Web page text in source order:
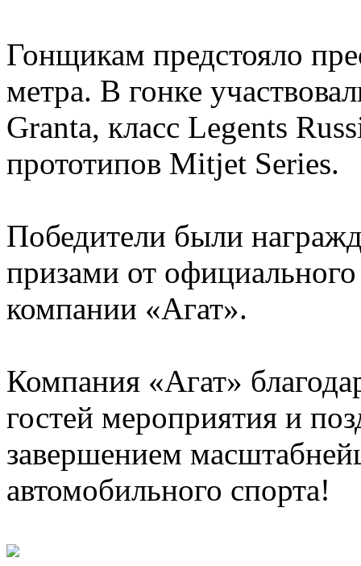
Гонщикам предстояло
метра. В гонке
Granta, класс Legents
прототипов Mitjet Series.
Победители были
призами от
компании «Агат».
Компания «Агат»
гостей мероприятия и
завершением
автомобильного спорта!